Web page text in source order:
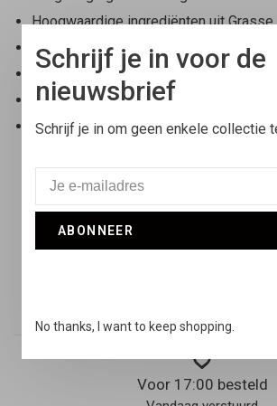
Hoogwaardige ingrediënten uit Grasse
Hervulbaar systeem
Vegan & genderneutraal
Geschikt voor alle Ascent Refillable
Compact formaat voor dagelijks
Voor 17:00 besteld
Schrijf je in voor de
nieuwsbrief
Schrijf je in om geen enkele collectie
ABONNEER
No thanks, I want to keep shopping.